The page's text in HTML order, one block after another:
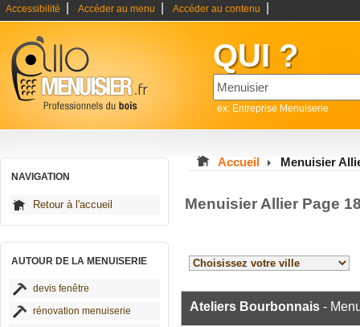
Accessibilité Accéder au menu Accéder au contenu
QUI ?
ex: Entreprise Menuiserie
NAVIGATION
Retour à l'accueil
AUTOUR DE LA MENUISERIE
devis fenêtre
rénovation menuiserie
Accueil Menuisier
Menuisier Allier Page
Ateliers Bourbonnais -